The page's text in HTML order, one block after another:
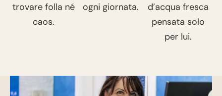
trovare folla né
caos.
ogni giornata.
d’acqua fresca
pensata solo
per lui.